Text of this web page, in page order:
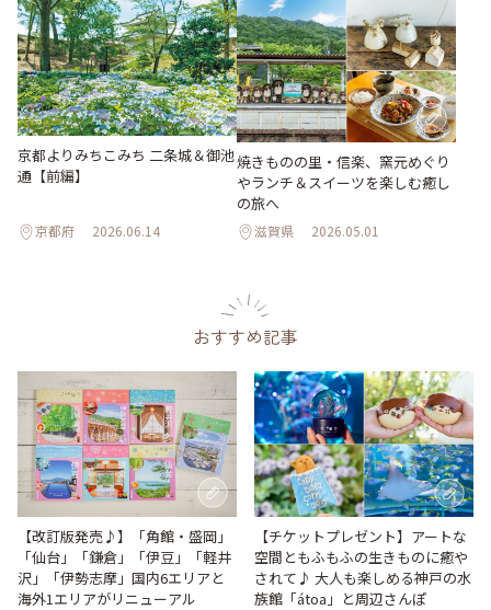
京都よりみちこみち 二条城＆御池
通【前編】
京都府 2026.06.14
焼きものの里・信楽、窯元めぐり
やランチ＆スイーツを楽しむ癒し
の旅へ
滋賀県 2026.05.01
おすすめ記事
【改訂版発売♪】「角館・盛岡」
「仙台」「鎌倉」「伊豆」「軽井
沢」「伊勢志摩」国内6エリアと
海外1エリアがリニューアル
【チケットプレゼント】アートな
空間ともふもふの生きものに癒や
されて♪ 大人も楽しめる神戸の水
族館「átoa」と周辺さんぽ